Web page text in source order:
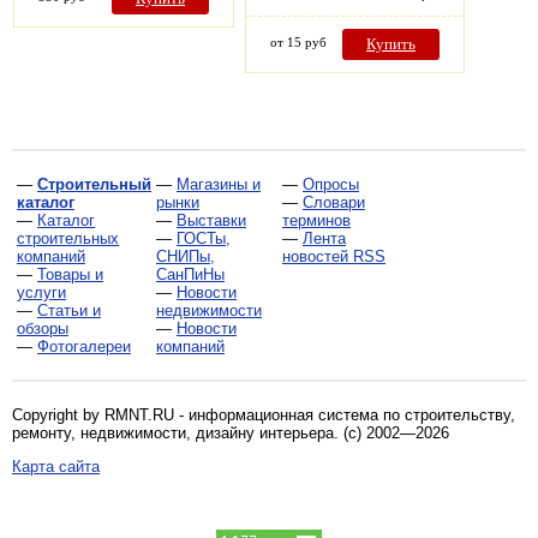
от 15 руб Купить
— Строительный
каталог
— Каталог
строительных
компаний
— Товары и
услуги
— Статьи и
обзоры
— Фотогалереи
— Магазины и
рынки
— Выставки
— ГОСТы,
СНИПы,
СанПиНы
— Новости
недвижимости
— Новости
компаний
— Опросы
— Словари
терминов
— Лента
новостей RSS
Copyright by RMNT.RU - информационная система по строительству,
ремонту, недвижимости, дизайну интерьера. (c) 2002—2026
Карта сайта